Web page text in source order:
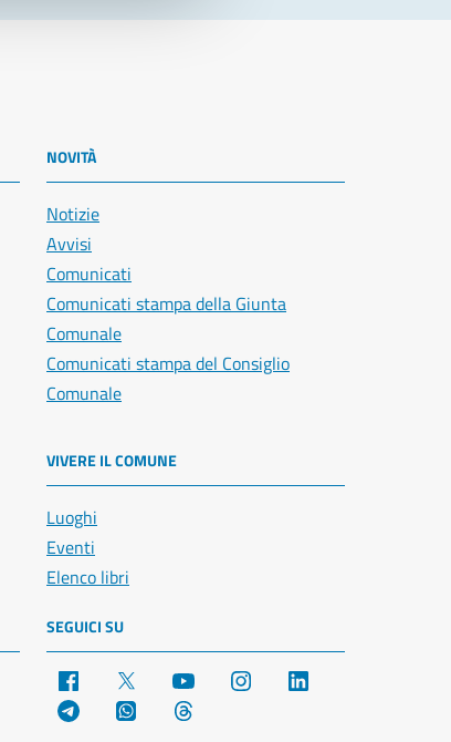
NOVITÀ
Notizie
Avvisi
Comunicati
Comunicati stampa della Giunta
Comunale
Comunicati stampa del Consiglio
Comunale
VIVERE IL COMUNE
Luoghi
Eventi
Elenco libri
SEGUICI SU
Facebook YouTube Instagram
Telegram WhatsApp